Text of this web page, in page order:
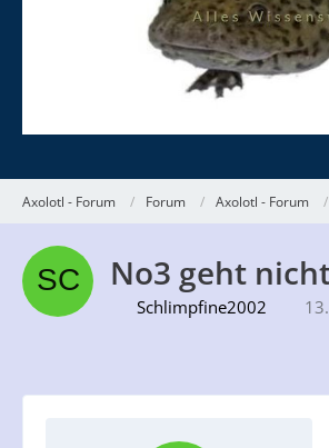
Axolotl - Forum Forum Axolotl - Forum
No3 geht
Schlimpfine2002